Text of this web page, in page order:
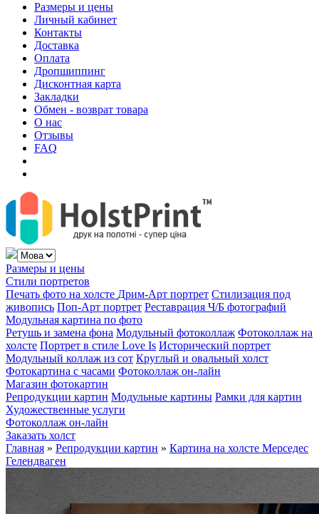
Размеры и цены
Личный кабинет
Контакты
Доставка
Оплата
Дропшиппинг
Дисконтная карта
Закладки
Обмен - возврат товара
О нас
Отзывы
FAQ
Размеры и цены
Стили портретов
Печать фото на холсте Дрим-Арт портрет Стилизация под
живопись Поп-Арт портрет Реставрация Ч/Б фотографий
Модульная картина по фото
Ретушь и замена фона Модульный фотоколлаж Фотоколлаж на
холсте Портрет в стиле Love Is Исторический портрет
Модульный коллаж из сот Круглый и овальный холст
Фотокартина с часами Фотоколлаж он-лайн
Магазин фотокартин
Репродукции картин Модульные картины Рамки для картин
Художественные услуги
Фотоколлаж он-лайн
Заказать холст
Главная » Репродукции картин » Картина на холсте Мерседес
Гелендваген